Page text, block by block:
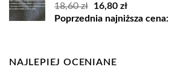
18,60zł
Pierwotna
cena
16,80 złAktualna
cena
Poprzednia najniższa cena:
NAJLEPIEJ OCENIANE